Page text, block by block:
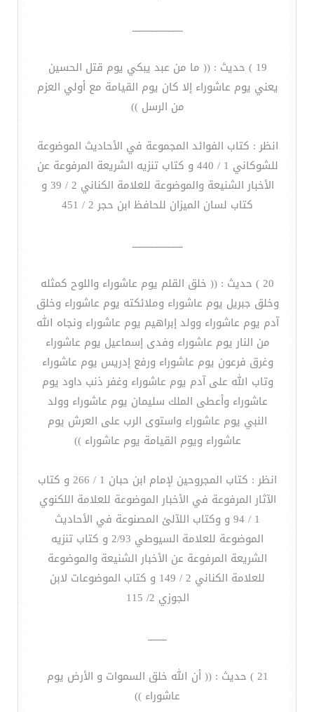
ــــــــــــــــــــــــ
19 ) حديث : (( ما من عبد يبكي يوم قتل الحسين
يعني يوم عاشوراء إلا كان يوم القيامة مع أولي العزم
من الرسل ))
انظر : كتاب الفوائد المجموعة في الأحاديث الموضوعة
للشوكاني 1 / 440 و كتاب تنزيه الشريعة المرفوعة عن
الأخبار الشنيعة والموضوعة للعلامة الكناني 2 / 39 و
كتاب لسان الميزان للحافظ ابن حجر 2 / 451
ــــــــــــــــــــــــ
20 ) حديث : (( خلق القلم يوم عاشوراء واللوح كمثله
وخلق جبريل يوم عاشوراء وملائكته يوم عاشوراء وخلق
آدم يوم عاشوراء وولد إبراهيم يوم عاشوراء ونجاه الله
من النار يوم عاشوراء وفدى إسماعيل يوم عاشوراء
وغرق فرعون يوم عاشوراء ورفع إدريس يوم عاشوراء
وتاب الله على آدم يوم عاشوراء وغفر ذنب داود يوم
عاشوراء وأعطى الملك سليمان يوم عاشوراء وولد
النبي يوم عاشوراء واستوى الرب على العرش يوم
عاشوراء ويوم القيامة يوم عاشوراء ))
انظر : كتاب المجروحين لإمام ابن حبان 1 / 266 و كتاب
الآثار المرفوعة في الأخبار الموضوعة للعلامة اللكنوي
1 / 94 و وكتاب اللآلئ المصنوعة في الأحاديث
الموضوعة للعلامة السيوطي 2/93 و كتاب تنزيه
الشريعة المرفوعة عن الأخبار الشنيعة والموضوعة
للعلامة الكناني 2 / 149 و كتاب الموضوعات لابن
الجوزي 2/ 115
ـــــــــ
21 ) حديث : (( أن الله خلق السموات و الأرض يوم
عاشوراء ))